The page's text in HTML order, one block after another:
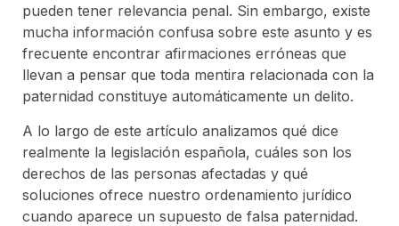
pueden tener relevancia penal. Sin embargo, existe
mucha información confusa sobre este asunto y es
frecuente encontrar afirmaciones erróneas que
llevan a pensar que toda mentira relacionada con la
paternidad constituye automáticamente un delito.
A lo largo de este artículo analizamos qué dice
realmente la legislación española, cuáles son los
derechos de las personas afectadas y qué
soluciones ofrece nuestro ordenamiento jurídico
cuando aparece un supuesto de falsa paternidad.